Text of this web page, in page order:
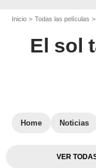
Inicio Todas las películas
El sol
Home Noticias
VER